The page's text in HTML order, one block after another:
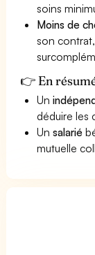
soins
Moins de
son
👉 En
Un
déduire les
Unsalarié
mutuelle